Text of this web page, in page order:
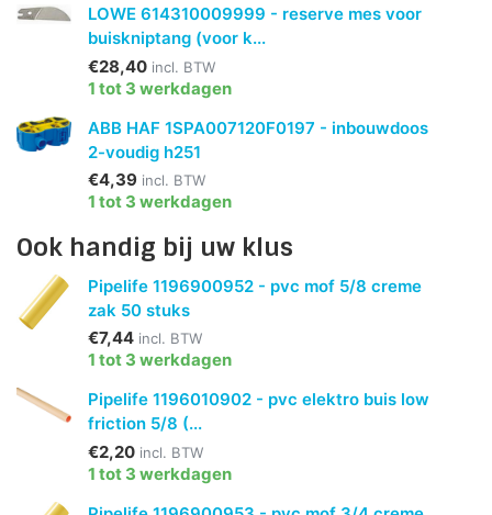
LOWE 614310009999 - reserve mes voor
buiskniptang (voor k...
€28,40 incl. BTW
1 tot 3 werkdagen
ABB HAF 1SPA007120F0197 - inbouwdoos
2-voudig h251
€4,39 incl. BTW
1 tot 3 werkdagen
Ook handig bij uw klus
Pipelife 1196900952 - pvc mof 5/8 creme
zak 50 stuks
€7,44 incl. BTW
1 tot 3 werkdagen
Pipelife 1196010902 - pvc elektro buis low
friction 5/8 (...
€2,20 incl. BTW
1 tot 3 werkdagen